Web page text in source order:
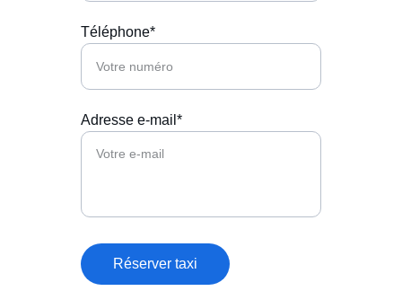
Téléphone*
Adresse e-mail*
Réserver taxi